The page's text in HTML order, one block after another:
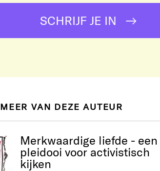
SCHRIJF JE IN
MEER VAN DEZE AUTEUR
Merkwaardige liefde - een
pleidooi voor activistisch
kijken